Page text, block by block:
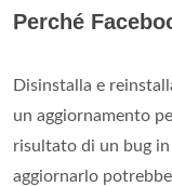
Perché
Disinstalla e
un aggiornamento
risultato di un bug
aggiornarlo